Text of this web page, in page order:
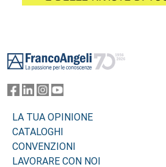
LA TUA OPINIONE
CATALOGHI
CONVENZIONI
LAVORARE CON NOI